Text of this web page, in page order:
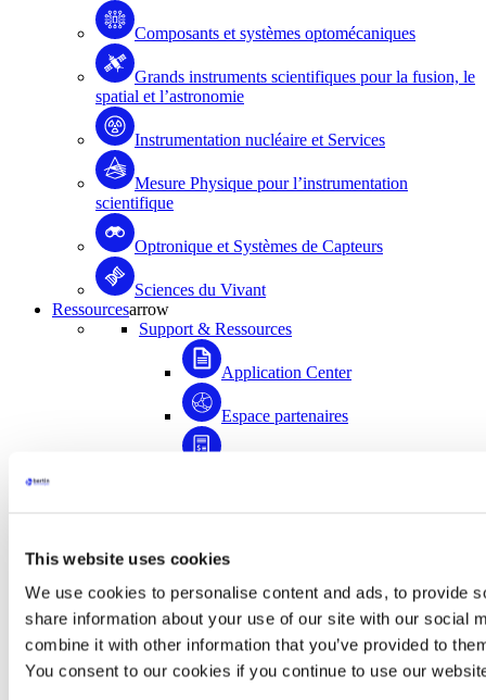
This website uses cookies
We use cookies to personalise content and ads, to provide
share information about your use of our site with our social
combine it with other information that you’ve provided to
You consent to our cookies if you continue to use our
Composants et systèmes optomécaniques
Grands instruments scientifiques pour la fusion, le
spatial et l’astronomie
Instrumentation nucléaire et Services
Mesure Physique pour l’instrumentation
scientifique
Optronique et Systèmes de Capteurs
Sciences du Vivant
Ressourcesarrow
Support & Ressources
Application Center
Espace partenaires
Application Center
Accédez à plus de 1500 documents scientifiques
rédigés avec la contribution de la communauté
d’utilisateurs de Bertin Instruments !